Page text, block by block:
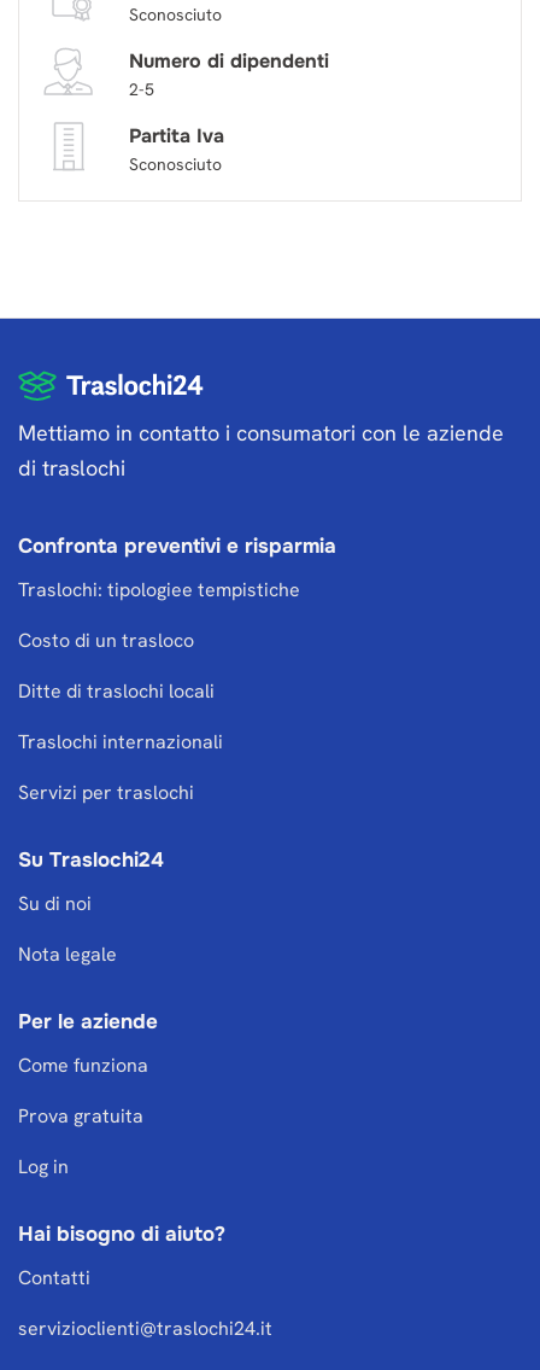
Sconosciuto
Numero di dipendenti
2-5
Partita Iva
Sconosciuto
Mettiamo in contatto i consumatori con le aziende
di traslochi
Confronta preventivi e risparmia
Traslochi: tipologiee tempistiche
Costo di un trasloco
Ditte di traslochi locali
Traslochi internazionali
Servizi per traslochi
Su Traslochi24
Su di noi
Nota legale
Per le aziende
Come funziona
Prova gratuita
Log in
Hai bisogno di aiuto?
Contatti
servizioclienti@traslochi24.it